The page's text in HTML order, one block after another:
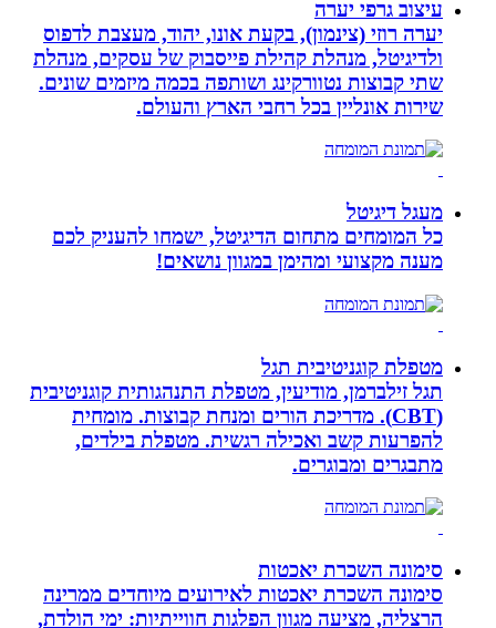
עיצוב גרפי יערה
יערה רוזי (צינמון), בקעת אונו, יהוד, מעצבת לדפוס
ולדיגיטל, מנהלת קהילת פייסבוק של עסקים, מנהלת
שתי קבוצות נטוורקינג ושותפה בכמה מיזמים שונים.
שירות אונליין בכל רחבי הארץ והעולם.
מעגל דיגיטל
כל המומחים מתחום הדיגיטל, ישמחו להעניק לכם
מענה מקצועי ומהימן במגוון נושאים!
מטפלת קוגניטיבית תגל
תגל זילברמן, מודיעין, מטפלת התנהגותית קוגניטיבית
(CBT). מדריכת הורים ומנחת קבוצות. מומחית
להפרעות קשב ואכילה רגשית. מטפלת בילדים,
מתבגרים ומבוגרים.
סימונה השכרת יאכטות
סימונה השכרת יאכטות לאירועים מיוחדים ממרינה
הרצליה, מציעה מגוון הפלגות חווייתיות: ימי הולדת,